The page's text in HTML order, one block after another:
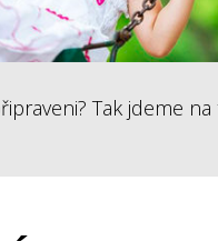
Tak jdeme na